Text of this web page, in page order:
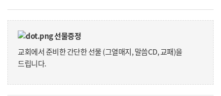
선물증정
교회에서 준비한 간단한 선물 (그열매지, 말씀CD, 교패)을
드립니다.